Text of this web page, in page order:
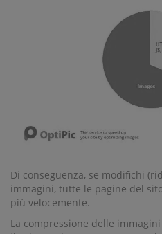
Di conseguenza, se modifichi
immagini, tutte le pagine del
più velocemente.
La compressione delle